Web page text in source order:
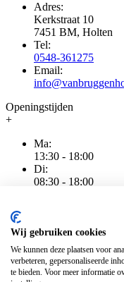
Wij gebruiken cookies
We kunnen deze plaatsen voor
verbeteren, gepersonaliseerde
te bieden. Voor meer informatie
Adres:
Kerkstraat 10
7451 BM, Holten
Tel:
0548-361275
Email:
Openingstijden
+
Ma:
13:30 - 18:00
Di:
08:30 - 18:00
08:30 - 20:00
Vr:
08:30 - 18:00
Za: